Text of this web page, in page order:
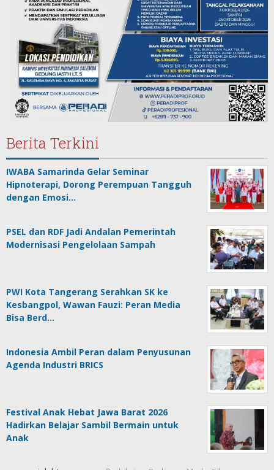
Berita Terkini
IWABA Samarinda Gelar Seminar
Hipnoterapi, Dorong Perempuan Tangguh
dengan Emosi…
PSEL dan RDF Jadi Andalan Pemerintah
Modernisasi Pengelolaan Sampah
PWI Kota Tangerang Serahkan SK ke
Kesbangpol, Wawan Fauzi: Peran Media
Bisa Berd…
Indonesia Ambil Peran dalam Penyusunan
Agenda Industri BRICS
Festival Anak Hebat Jawa Barat 2026
Hadirkan Belajar Sambil Bermain untuk
Anak